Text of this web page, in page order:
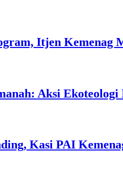
Itjen Kemenag
Aksi
Kasi PAI